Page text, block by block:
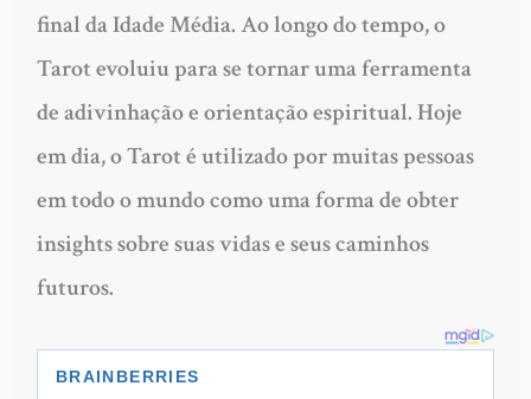
final da Idade Média. Ao longo do tempo, o
Tarot evoluiu para se tornar uma ferramenta
de adivinhação e orientação espiritual. Hoje
em dia, o Tarot é utilizado por muitas pessoas
em todo o mundo como uma forma de obter
insights sobre suas vidas e seus caminhos
futuros.